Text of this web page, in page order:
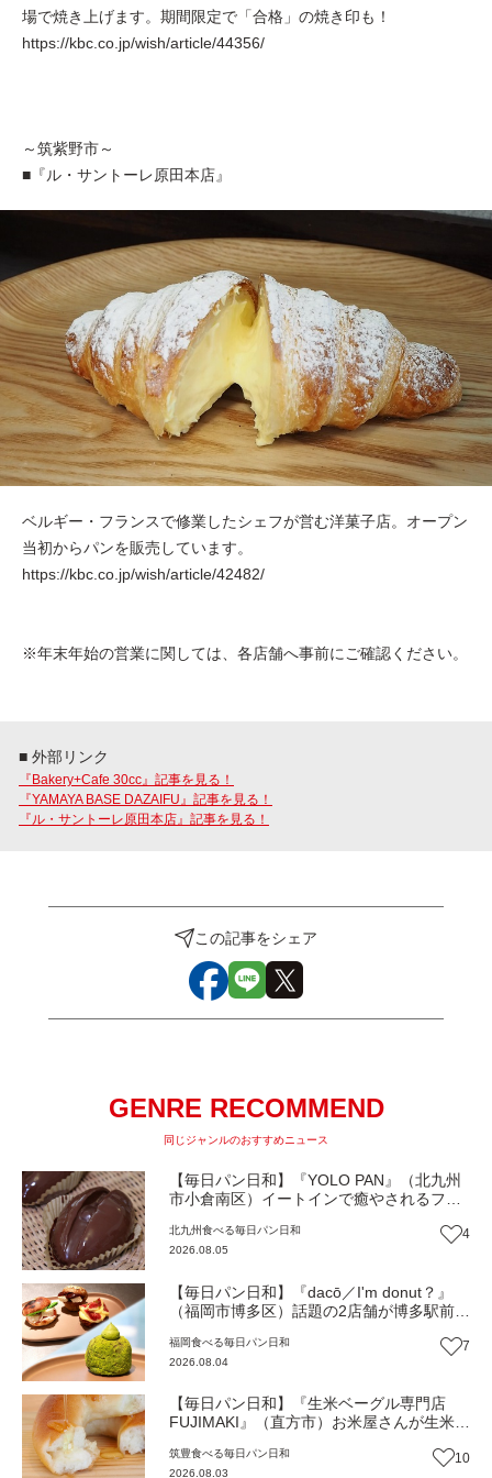
場で焼き上げます。期間限定で「合格」の焼き印も！
https://kbc.co.jp/wish/article/44356/
～筑紫野市～
■『ル・サントーレ原田本店』
ベルギー・フランスで修業したシェフが営む洋菓子店。オープン
当初からパンを販売しています。
https://kbc.co.jp/wish/article/42482/
※年末年始の営業に関しては、各店舗へ事前にご確認ください。
■ 外部リンク
『Bakery+Cafe 30cc』記事を見る！
『YAMAYA BASE DAZAIFU』記事を見る！
『ル・サントーレ原田本店』記事を見る！
この記事をシェア
GENRE RECOMMEND
同じジャンルのおすすめニュース
【毎日パン日和】『YOLO PAN』（北九州
市小倉南区）イートインで癒やされるフワ
北九州食べる毎日パン日和
2026.08.05
4
【毎日パン日和】『dacō／I'm donut？』
（福岡市博多区）話題の2店舗が博多駅前に
パン】
福岡食べる毎日パン日和
2026.08.04
7
【毎日パン日和】『生米ベーグル専門店
FUJIMAKI』（直方市）お米屋さんが生米か
筑豊食べる毎日パン日和
2026.08.03
10